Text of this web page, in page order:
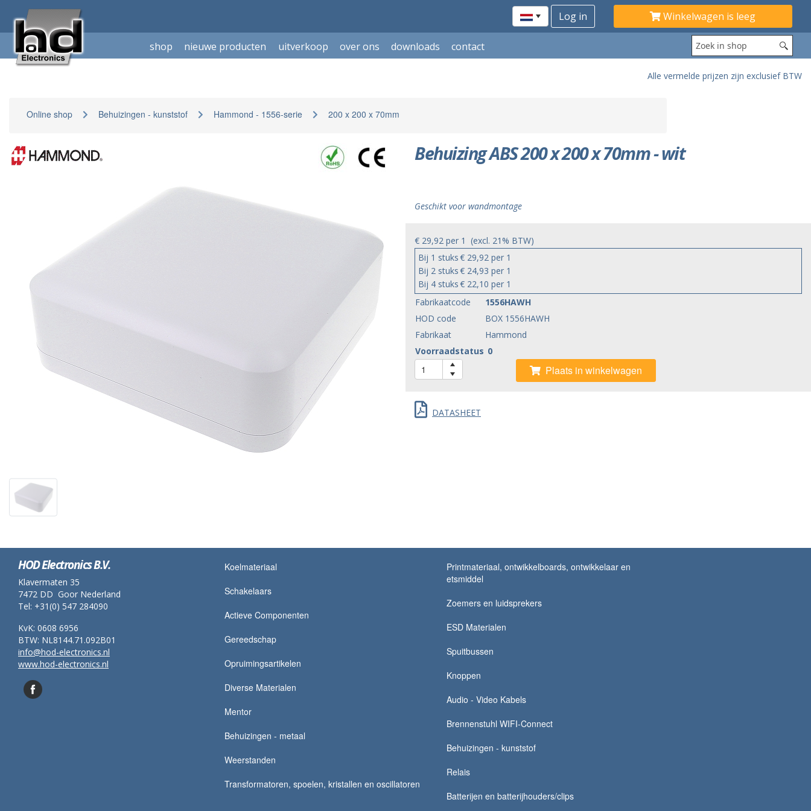
Winkelwagen is leeg
shop nieuwe producten uitverkoop over ons downloads contact
Alle vermelde prijzen zijn exclusief BTW
Online shop Behuizingen - kunststof Hammond - 1556-serie 200 x 200 x 70mm
Behuizing ABS 200 x 200 x 70mm - wit
Geschikt voor wandmontage
€ 29,92 per 1 (excl. 21% BTW)
Bij 1 stuks€ 29,92 per 1
Bij 2 stuks€ 24,93 per 1
Bij 4 stuks€ 22,10 per 1
Fabrikaatcode
1556HAWH
HOD code
BOX 1556HAWH
Fabrikaat
Hammond
Voorraadstatus 0
Plaats in winkelwagen
DATASHEET
HOD Electronics B.V.
Klavermaten 35
7472 DD Goor Nederland
Tel: +31(0) 547 284090
KvK: 0608 6956
BTW: NL8144.71.092B01
info@hod-electronics.nl
www.hod-electronics.nl
Koelmateriaal
Schakelaars
Actieve Componenten
Gereedschap
Opruimingsartikelen
Diverse Materialen
Mentor
Behuizingen - metaal
Weerstanden
Transformatoren, spoelen, kristallen en oscillatoren
Printmateriaal, ontwikkelboards, ontwikkelaar en
etsmiddel
Zoemers en luidsprekers
ESD Materialen
Spuitbussen
Knoppen
Audio - Video Kabels
Brennenstuhl WIFI-Connect
Behuizingen - kunststof
Relais
Batterijen en batterijhouders/clips